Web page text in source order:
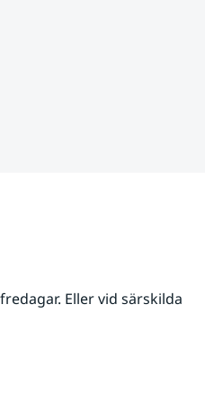
Eller vid särskilda